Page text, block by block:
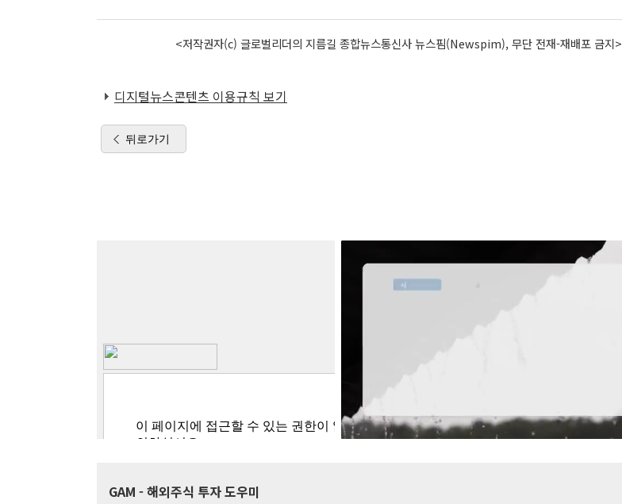
<저작권자(c) 글로벌리더의 지름길 종합뉴스통신사 뉴스핌(Newspim), 무단 전재-재배포 금지>
디지털뉴스콘텐츠 이용규칙 보기
뒤로가기
GAM - 해외주식 투자 도우미